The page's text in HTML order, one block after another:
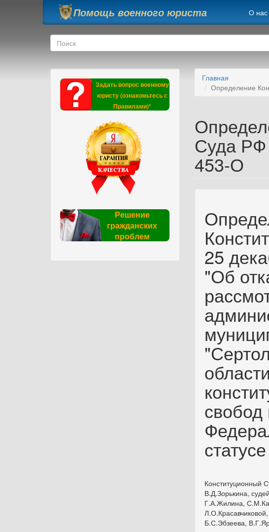
Перейти к основному содержанию
Помощь военного юриста О нас
Форма поиска
Поиск
Задать вопрос военному
юристу (ознакомьтесь с
Правилами)*
Решение
гражданских
проблем
Главная
Определение
Суда РФ
453-О
25
"Об
свобод
Конституционный
В.Д.Зорькина,
Г.А.Жилина,
Б.С.Эбзеева,